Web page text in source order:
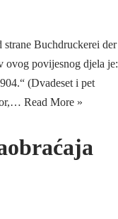
Buchdruckerei der
ovog povijesnog djela je:
(Dvadeset i pet
Read More »